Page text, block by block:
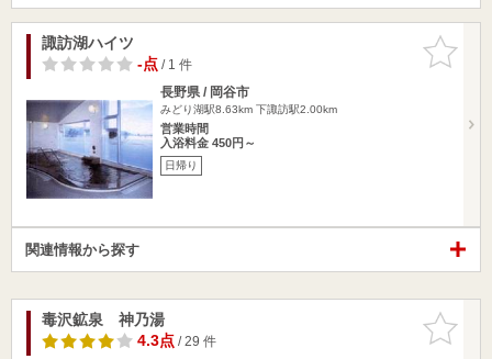
お気に入
りに追加
諏訪湖ハイツ
-点/ 1 件
長野県 / 岡谷市
みどり湖駅8.63km 下諏訪駅2.00km
営業時間
入浴料金 450円～
日帰り
関連情報から探す
お気に入
りに追加
毒沢鉱泉 神乃湯
4.3点/ 29 件